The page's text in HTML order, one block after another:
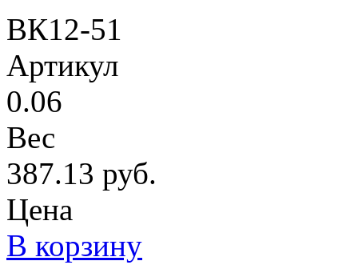
ВК12-51
Артикул
0.06
Вес
387.13 руб.
Цена
В корзину